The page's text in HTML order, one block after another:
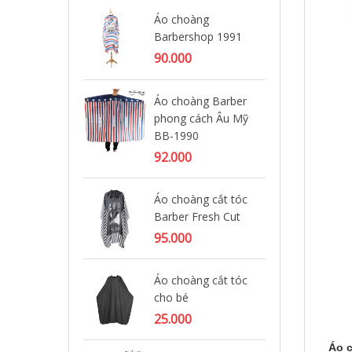
Áo choàng
Barbershop 1991
90.000
Áo choàng Barber
phong cách Âu Mỹ
BB-1990
92.000
Áo choàng cắt tóc
Barber Fresh Cut
95.000
Áo choàng cắt tóc
cho bé
25.000
Áo